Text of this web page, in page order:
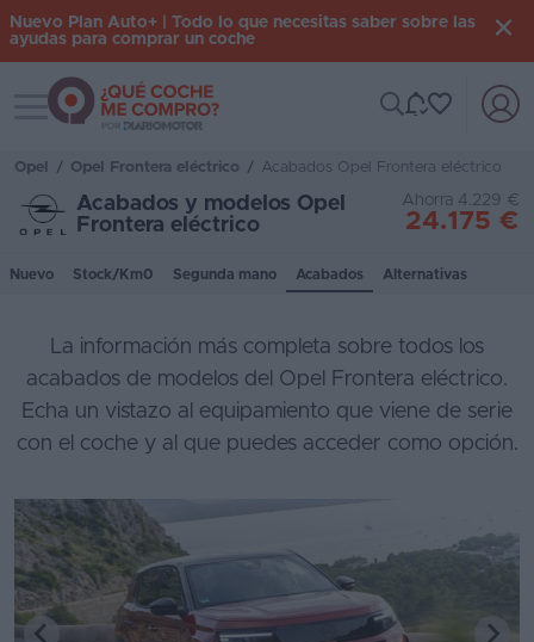
Iniciar
Inicio
Renting
Suscripción
0
Segunda
mano
Nuevo Plan Auto+ | Todo lo que necesitas saber sobre las
ayudas para comprar un coche
Toggle navigation
Opel / Opel Frontera eléctrico / Acabados Opel Frontera eléctrico
Acabados y modelos Opel
Frontera eléctrico
Ahorra 4.229 €
24.175 €
Nuevo Stock/Km0 Segunda mano Acabados Alternativas
La información más completa sobre todos los
acabados de modelos del Opel Frontera eléctrico.
Echa un vistazo al equipamiento que viene de serie
con el coche y al que puedes acceder como opción.